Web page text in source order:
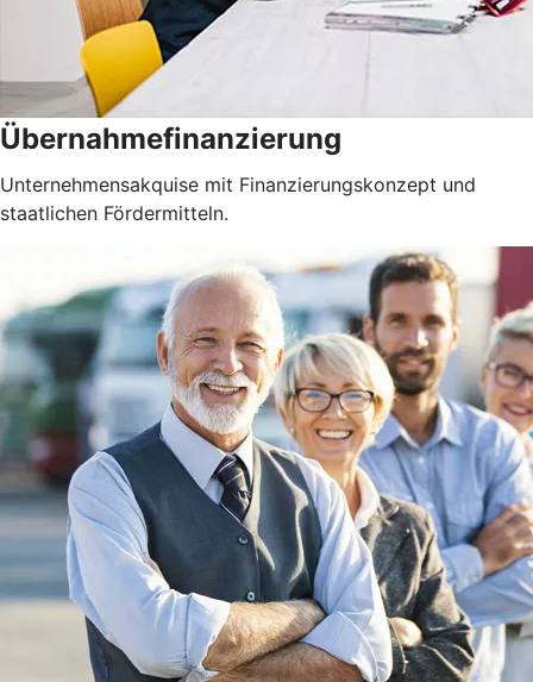
Übernahmefinanzierung
Unternehmensakquise mit Finanzierungskonzept und
staatlichen Fördermitteln.